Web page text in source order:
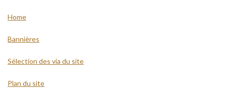
Home
Bannières
Sélection des via du site
Plan du site